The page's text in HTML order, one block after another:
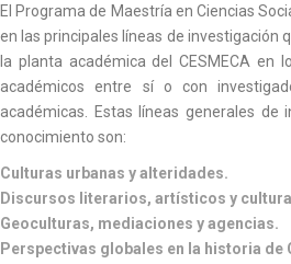
El Programa de Maestría en Ciencias
en las principales líneas de investigación
la planta académica del CESMECA en
académicos entre sí o con
académicas. Estas líneas generales de
conocimiento son:
Culturas urbanas y alteridades.
Discursos literarios, artísticos y
Geoculturas, mediaciones y agencias.
Perspectivas globales en la historia de